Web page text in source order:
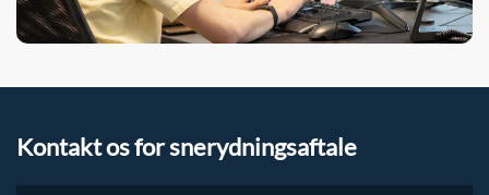
Kontakt os for snerydningsaftale